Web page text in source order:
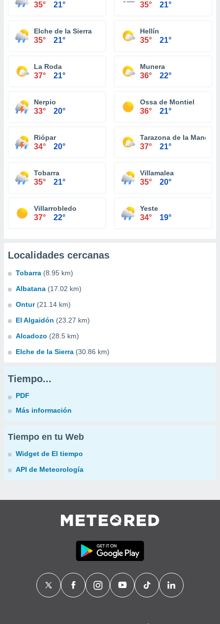
35° 21° 35° 21°
Elche de la Sierra
35° 21°
Hellín
35° 21°
La Roda
37° 21°
Munera
36° 22°
Nerpio
33° 20°
Ossa de Montiel
36° 21°
Riópar
34° 20°
Tarazona de la Mancha
37° 21°
Tobarra
35° 21°
Villamalea
35° 20°
Villarrobledo
37° 22°
Yeste
34° 19°
Localidades cercanas
Tobarra (8.95 km)
Albatana (17.02 km)
Ontur (21.14 km)
El Algaidón (23.27 km)
Alcadozo (28.5 km)
Elche de la Sierra (30.86 km)
Tiempo...
PDF
Más información
Tiempo en tu Web
Widget de El tiempo
API de Meteorología